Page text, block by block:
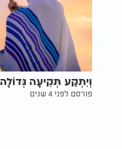
וְיִתְקַע תְּקִיעָה גְּדוֹלָה
פורסם לפני 4 שנים